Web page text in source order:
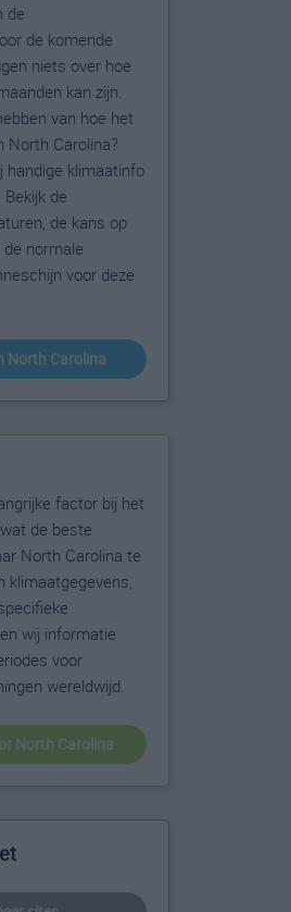
de
de komende
niets over hoe
kan zijn.
van hoe het
North Carolina?
handige klimaatinfo
de
de kans op
normale
voor deze
North Carolina
factor bij het
de beste
North Carolina te
klimaatgegevens,
wij informatie
voor
wereldwijd.
North Carolina